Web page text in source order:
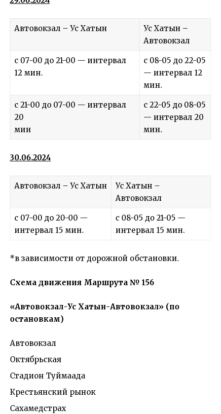
Автовокзал – Ус Хатын
Ус Хатын –
Автовокзал
с 07-00 до 21-00 — интервал
12 мин.
с 08-05 до 22-05
— интервал 12
мин.
с 21-00 до 07-00 — интервал
20
мин
с 22-05 до 08-05
— интервал 20
мин.
30.06.2024
Автовокзал – Ус Хатын
Ус Хатын –
Автовокзал
с 07-00 до 20-00 —
интервал 15 мин.
с 08-05 до 21-05 —
интервал 15 мин.
*в зависимости от дорожной обстановки.
Схема движения Маршрута № 156
«Автовокзал-Ус Хатын-Автовокзал» (по
остановкам)
Автовокзал
Октябрьская
Стадион Туймаада
Крестьянский рынок
Сахамедстрах